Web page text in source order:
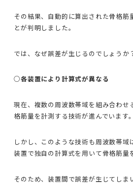
その結果、自動的に算出された骨格筋
とが判明しました。
では、なぜ誤差が生じるのでしょうか
○各装置により計算式が異なる
現在、複数の周波数帯域を組み合わせ
格筋量を計測する技術が進んでいます。
しかし、このような技術も周波数帯域
装置で独自の計算式を用いて骨格筋量
そのため、装置間で誤差が生じてしま